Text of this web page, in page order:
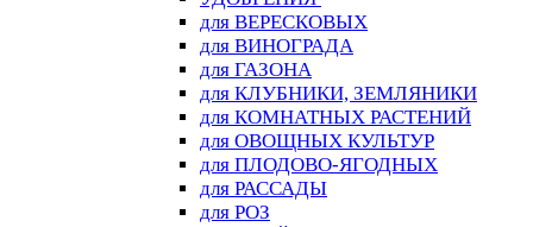
для ВЕРЕСКОВЫХ
для ВИНОГРАДА
для ГАЗОНА
для КЛУБНИКИ, ЗЕМЛЯНИКИ
для КОМНАТНЫХ РАСТЕНИЙ
для ОВОЩНЫХ КУЛЬТУР
для ПЛОДОВО-ЯГОДНЫХ
для РАССАДЫ
для РОЗ